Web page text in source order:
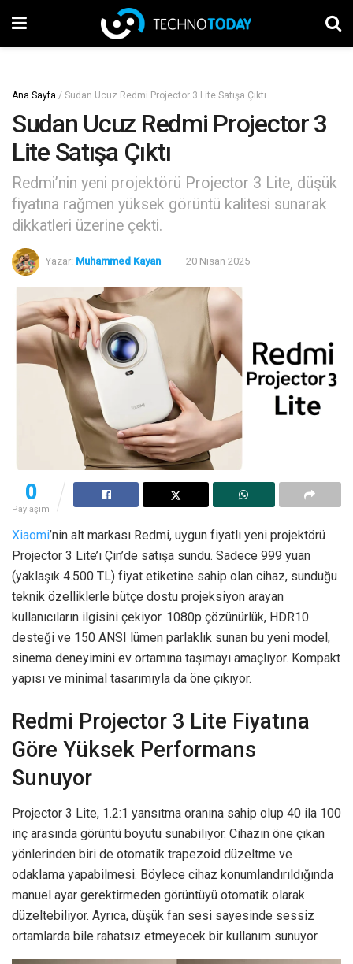
Ana Sayfa / Sudan Ucuz Redmi Projector 3 Lite Satışa Çıktı
Sudan Ucuz Redmi Projector 3
Lite Satışa Çıktı
Redmi’nin yeni projektörü Projector 3 Lite, düşük
fiyatına rağmen yüksek görüntü kalitesi sunarak
dikkatleri üzerine çekti.
Yazar: Muhammed Kayan 20 Nisan 2025
0
Paylaşım
Xiaomi’nin alt markası Redmi, uygun fiyatlı yeni projektörü
Projector 3 Lite’ı Çin’de satışa sundu. Sadece 999 yuan
(yaklaşık 4.500 TL) fiyat etiketine sahip olan cihaz, sunduğu
teknik özelliklerle bütçe dostu projeksiyon arayan
kullanıcıların ilgisini çekiyor. 1080p çözünürlük, HDR10
desteği ve 150 ANSI lümen parlaklık sunan bu yeni model,
sinema deneyimini ev ortamına taşımayı amaçlıyor. Kompakt
yapısı ve minimal tasarımıyla da öne çıkıyor.
Redmi Projector 3 Lite Fiyatına
Göre Yüksek Performans
Sunuyor
Projector 3 Lite, 1.2:1 yansıtma oranına sahip olup 40 ila 100
inç arasında görüntü boyutu sunabiliyor. Cihazın öne çıkan
yönlerinden biri de otomatik trapezoid düzeltme ve
odaklama yapabilmesi. Böylece cihaz konumlandırıldığında
manuel ayar gerektirmeden görüntüyü otomatik olarak
düzeltebiliyor. Ayrıca, düşük fan sesi sayesinde sessiz
ortamlarda bile rahatsız etmeyecek bir kullanım sunuyor.